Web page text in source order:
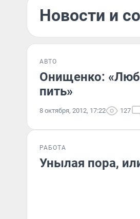
Новости и
АВТО
Онищенко:
пить»
8 октября, 2012, 17:22 127
РАБОТА
Унылая пора,